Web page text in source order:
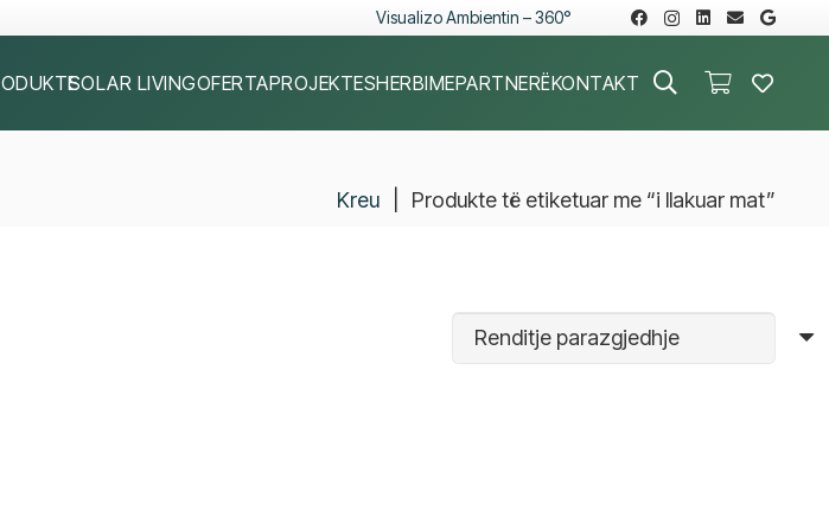
Visualizo Ambientin – 360°
SOLAR LIVINGOFERTAPROJEKTESHERBIMEPARTNERËKONTAKT
Kreu Produkte të etiketuar me “i llakuar mat”